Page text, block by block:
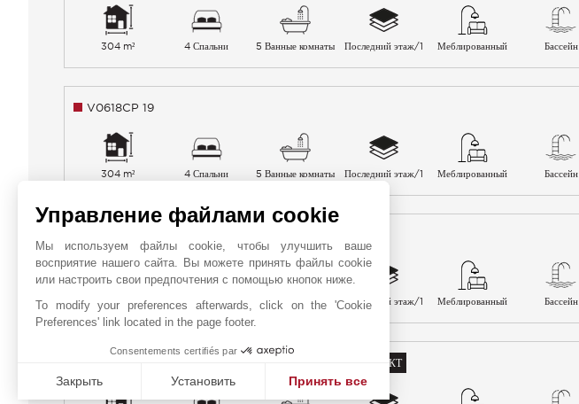
304 m² 4 Спальни 5 Ванные комнаты Последний этаж/1 Меблированный Бассейн
V0618CP 19
304 m² 4 Спальни 5 Ванные комнаты Последний этаж/1 Меблированный Бассейн
304 m² 4 Спальни 5 Ванные комнаты Последний этаж/1 Меблированный Бассейн
ПОСМОТРЕТЬ ОБЪЕКТ
Управление файлами cookie
Мы используем файлы cookie, чтобы улучшить ваше
восприятие нашего сайта. Вы можете принять файлы cookie
или настроить свои предпочтения с помощью кнопок ниже.
To modify your preferences afterwards, click on the 'Cookie
Preferences' link located in the page footer.
Consentements certifiés par
Закрыть Установить Принять все